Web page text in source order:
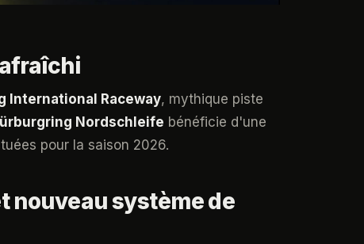
International Raceway, mythique piste
Nordschleife bénéficie d'une
pour la saison 2026.
nouveau système de